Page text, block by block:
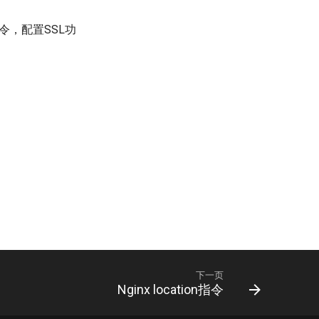
，配置SSL功
下一页
Nginx location指令